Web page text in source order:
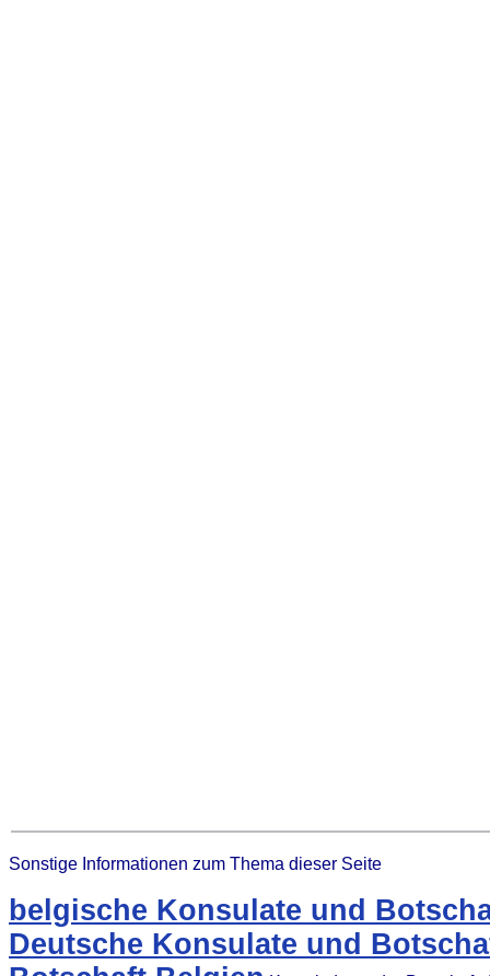
Sonstige Informationen zum Thema dieser Seite
belgische Konsulate und
Deutsche Konsulate und